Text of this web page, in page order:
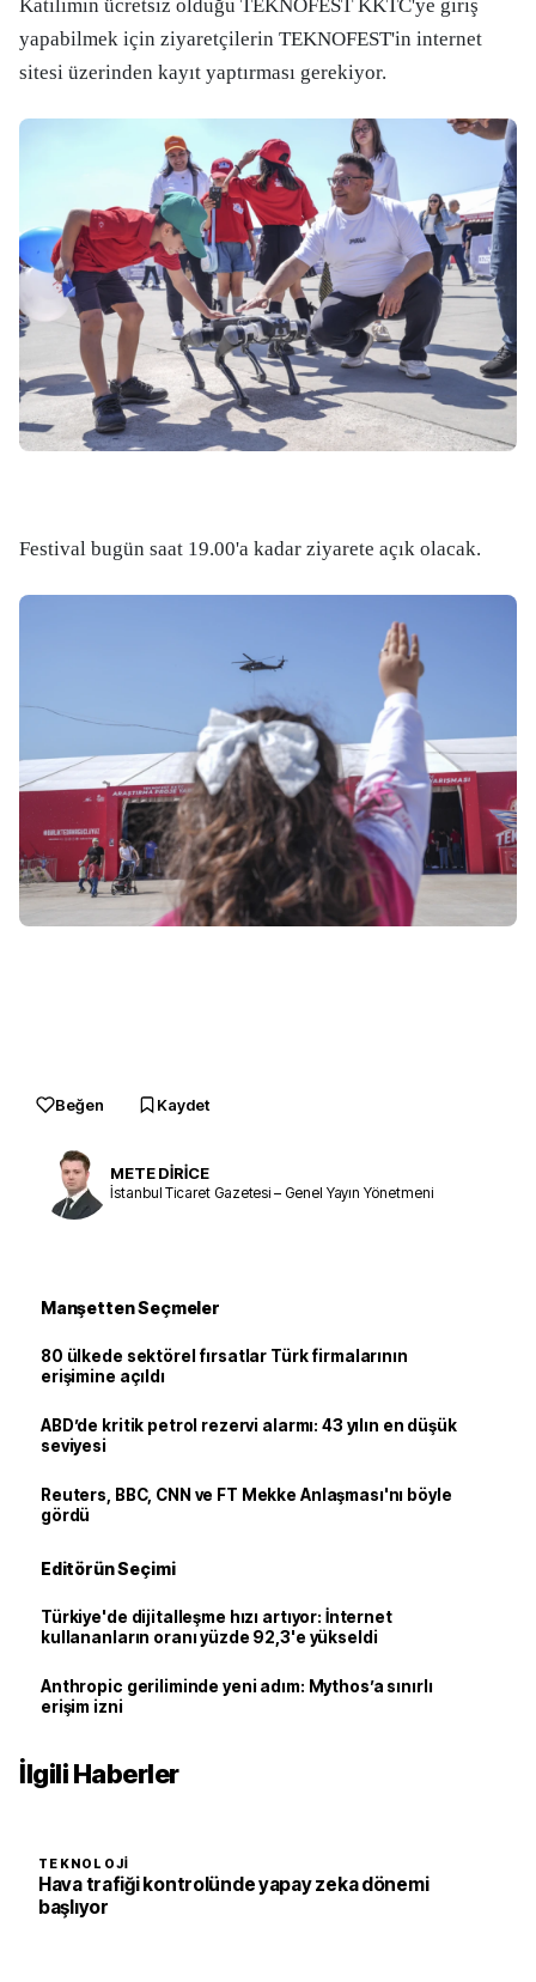
Katılımın ücretsiz olduğu TEKNOFEST KKTC'ye giriş
yapabilmek için ziyaretçilerin TEKNOFEST'in internet
sitesi üzerinden kayıt yaptırması gerekiyor.
Festival bugün saat 19.00'a kadar ziyarete açık olacak.
Beğen Kaydet
METE DİRİCE
İstanbul Ticaret Gazetesi – Genel Yayın Yönetmeni
Manşetten Seçmeler
80 ülkede sektörel fırsatlar Türk firmalarının
erişimine açıldı
ABD’de kritik petrol rezervi alarmı: 43 yılın en düşük
seviyesi
Reuters, BBC, CNN ve FT Mekke Anlaşması'nı böyle
gördü
Editörün Seçimi
Türkiye'de dijitalleşme hızı artıyor: İnternet
kullananların oranı yüzde 92,3'e yükseldi
Anthropic geriliminde yeni adım: Mythos’a sınırlı
erişim izni
İlgili Haberler
TEKNOLOJI
Hava trafiği kontrolünde yapay zeka dönemi
başlıyor